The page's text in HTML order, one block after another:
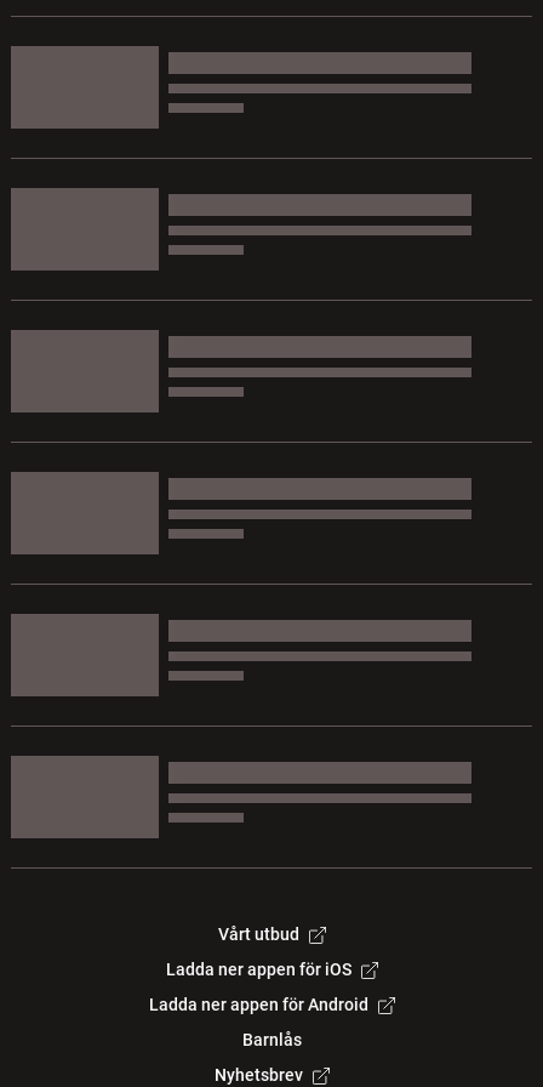
Vårt utbud
Ladda ner appen för iOS
Ladda ner appen för Android
Barnlås
Nyhetsbrev